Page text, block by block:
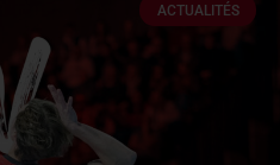
ACTUALITÉS